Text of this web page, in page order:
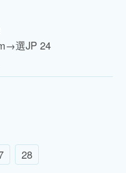
選JP 24
28